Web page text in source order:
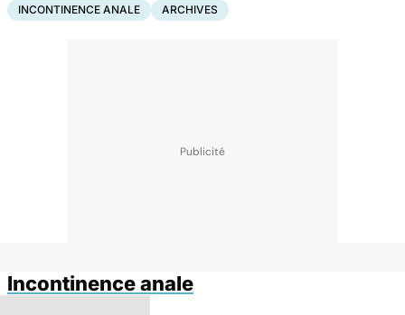
INCONTINENCE ANALE ARCHIVES
Incontinence anale